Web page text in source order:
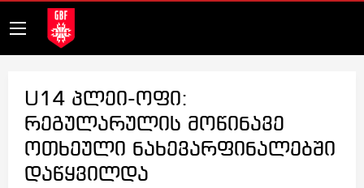
U14 პლეი-ოფი:
რეგულარულის მოწინავე
ოთხეული ნახევარფინალებში
დაწყვილდა